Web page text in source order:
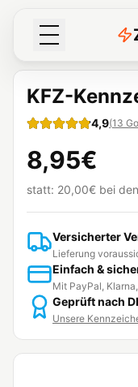
KFZ-
4,9(13
8,95€
statt: 20,00€ bei
Versicherter
Lieferung
Einfach &
Mit PayPal,
Geprüft nach
Unsere